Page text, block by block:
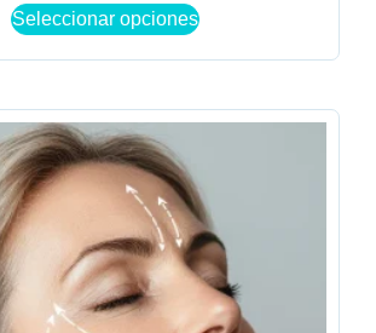
Seleccionar opciones